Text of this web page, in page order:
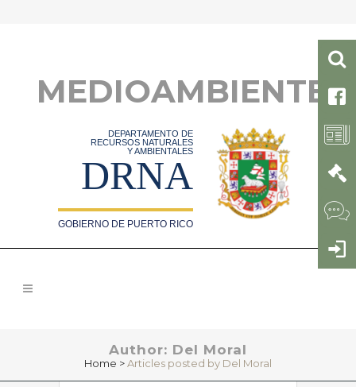
MEDIOAMBIENTE
DEPARTAMENTO DE
RECURSOS NATURALES
Y AMBIENTALES
DRNA
GOBIERNO DE PUERTO RICO
Author: Del Moral
Home >Articles posted by Del Moral